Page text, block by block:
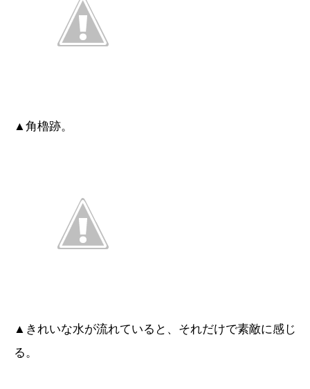
▲角櫓跡。
▲きれいな水が流れていると、それだけで素敵に感じ
る。